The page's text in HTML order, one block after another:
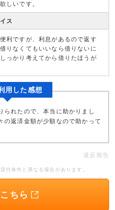
しいです。
ス
利ですが、利息があるので返す
りなくてもいいなら借りないに
っかり考えてから借りたほうが
用した感想
られたので、本当に助かりまし
の返済金額が少額なので助かって
違反報告
付条件と異なる場合があります。
ちら